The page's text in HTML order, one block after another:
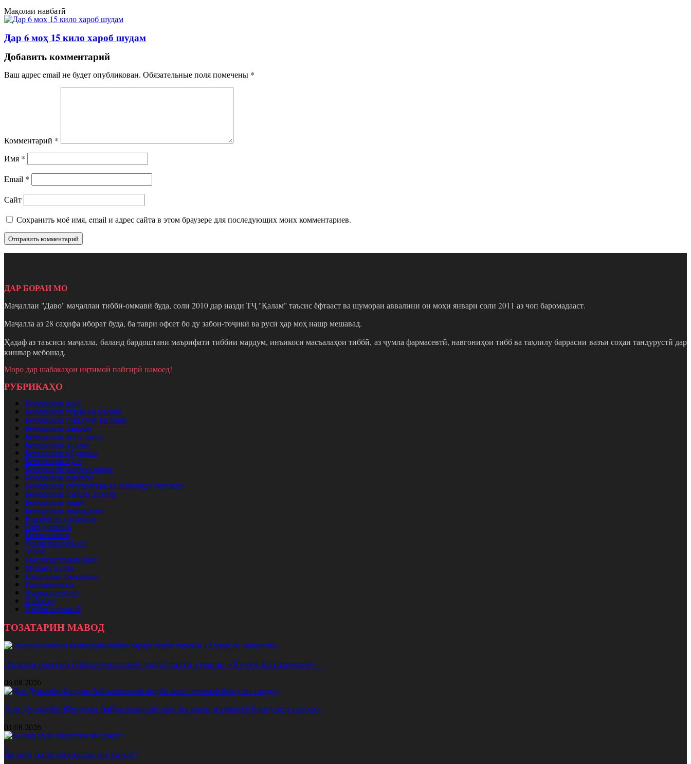
Мақолаи навбатӣ
Дар 6 моҳ 15 кило хароб шудам
Добавить комментарий
Ваш адрес email не будет опубликован. Обязательные поля помечены *
Комментарий *
Имя *
Email *
Сайт
Сохранить моё имя, email и адрес сайта в этом браузере для последующих моих комментариев.
ДАР БОРАИ МО
Маҷаллаи "Даво" маҷаллаи тиббӣ-оммавӣ буда, соли 2010 дар назди ТҶ "Қалам" таъсис ёфтааст ва шумораи аввалини он моҳи январи соли 2011 аз чоп баромадааст.
Маҷалла аз 28 саҳифа иборат буда, ба таври офсет бо ду забон-тоҷикӣ ва русӣ ҳар моҳ нашр мешавад.
Ҳадаф аз таъсиси маҷалла, баланд бардоштани маърифати тиббии мардум, инъикоси масъалаҳои тиббӣ, аз ҷумла фармасевтӣ, навгониҳои тибб ва таҳлилу баррасии вазъи соҳаи тандурустӣ дар
кишвар мебошад.
Моро дар шабакаҳои иҷтимоӣ пайгирӣ намоед!
РУБРИКАҲО
Бемориҳои асаб
Бемориҳои гурда ва масона
Бемориҳои гӯш,гулӯ ва бинӣ
Бемориҳои дандон
Бемориҳои дилу рагҳо
Бемориҳои занона
Бемориҳои кӯдакона
Бемориҳои пӯст
Бемориҳои роҳҳои нафас
Бемориҳои саратон
Бемориҳои сутунмӯҳра ва пайванду буғумҳо
Бемориҳои узвҳои дохила
Бемориҳои чашм
Бемориҳои эндокринӣ
Варзиш ва саломатӣ
Гиёҳдармонӣ
Ғизои солим
Донистан хуб аст
Зебоӣ
Маслиҳатхонаи даво
Модару кӯдак
Пешгирии бемориҳо
Равоншиносӣ
Фарматсевтика
Хабарҳо
Ҳифзи иҷтимоӣ
ТОЗАТАРИН МАВОД
Эълони озмуни байналмиллалии эҷодӣ таҳти унвони «Ҳуқуқ ба саломатӣ»
06.08.2026
Дар Душанбе Форуми байналмилалӣ оид ба кори иҷтимоӣ баргузор гардид
01.08.2026
Ба орд оҳан андохтан чӣ ҳоҷат?